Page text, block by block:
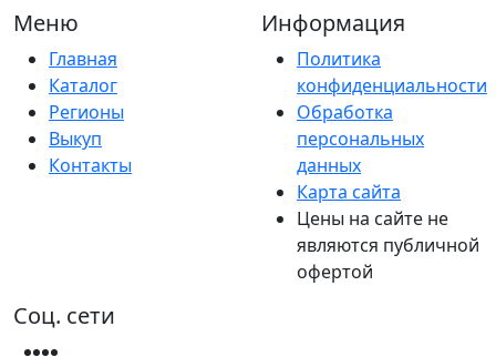
Меню
Главная
Каталог
Регионы
Выкуп
Контакты
Информация
Политика
конфиденциальности
Обработка
персональных
данных
Карта сайта
Цены на сайте не
являются публичной
офертой
Соц. сети